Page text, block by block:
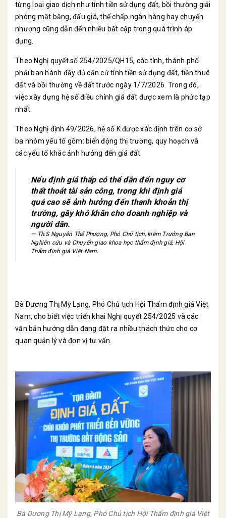
từng loại giao dịch như tính tiền sử dụng đất, bồi thường giải
phóng mặt bằng, đấu giá, thế chấp ngân hàng hay chuyển
nhượng cũng dẫn đến nhiều bất cập trong quá trình áp
dụng.
Theo Nghị quyết số 254/2025/QH15, các tỉnh, thành phố
phải ban hành đầy đủ căn cứ tính tiền sử dụng đất, tiền thuê
đất và bồi thường về đất trước ngày 1/7/2026. Trong đó,
việc xây dựng hệ số điều chỉnh giá đất được xem là phức tạp
nhất.
Theo Nghị định 49/2026, hệ số K được xác định trên cơ sở
ba nhóm yếu tố gồm: biến động thị trường, quy hoạch và
các yếu tố khác ảnh hưởng đến giá đất.
Nếu định giá thấp có thể dẫn đến nguy cơ
thất thoát tài sản công, trong khi định giá
quá cao sẽ ảnh hưởng đến thanh khoản thị
trường, gây khó khăn cho doanh nghiệp và
người dân.
Th.S Nguyễn Thế Phượng, Phó Chủ tịch, kiêm Trưởng Ban
Nghiên cứu và Chuyển giao khoa học thẩm định giá, Hội
Thẩm định giá Việt Nam.
Bà Dương Thị Mỹ Lạng, Phó Chủ tịch Hội Thẩm định giá Việt
Nam, cho biết việc triển khai Nghị quyết 254/2025 và các
văn bản hướng dẫn đang đặt ra nhiều thách thức cho cơ
quan quản lý và đơn vị tư vấn.
Bà Dương Thị Mỹ Lạng, Phó Chủ tịch Hội Thẩm định giá Việt